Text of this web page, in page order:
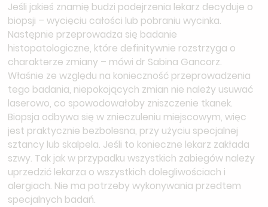
Jeśli jakieś znamię budzi podejrzenia lekarz decyduje o
biopsji – wycięciu całości lub pobraniu wycinka.
Następnie przeprowadza się badanie
histopatologiczne, które definitywnie rozstrzyga o
charakterze zmiany – mówi dr Sabina Gancorz.
Właśnie ze względu na konieczność przeprowadzenia
tego badania, niepokojących zmian nie należy usuwać
laserowo, co spowodowałoby zniszczenie tkanek.
Biopsja odbywa się w znieczuleniu miejscowym, więc
jest praktycznie bezbolesna, przy użyciu specjalnej
sztancy lub skalpela. Jeśli to konieczne lekarz zakłada
szwy. Tak jak w przypadku wszystkich zabiegów należy
uprzedzić lekarza o wszystkich dolegliwościach i
alergiach. Nie ma potrzeby wykonywania przedtem
specjalnych badań.